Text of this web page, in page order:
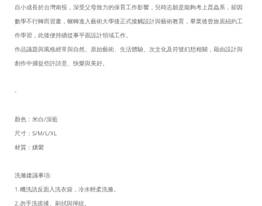
自小成長於台灣南投，深受父母致力的保育工作影響，兒時志願是能夠考上昆蟲系，卻因
數學不行轉而習畫，輾轉進入藝術大學後正式接觸設計與藝術教育，畢業後曾旅居紐約工
作學習，此後便持續從事平面設計領域工作。
作品議題與風格經常與自然、原始藝術、生活體驗、次文化及符號幻想相關，藉由設計與
創作中捕捉些許詩意、快樂與美好。
-
顏色：米白/深藍
尺寸：S/M/L/XL
材質：嫘縈
洗滌建議事項:
1.機洗請反面入洗衣袋，冷水輕柔洗滌。
2.勿手洗搓揉、刷拭與擰絞。